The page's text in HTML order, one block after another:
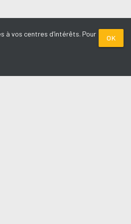
à vos centres d'intérêts. Pour
OK